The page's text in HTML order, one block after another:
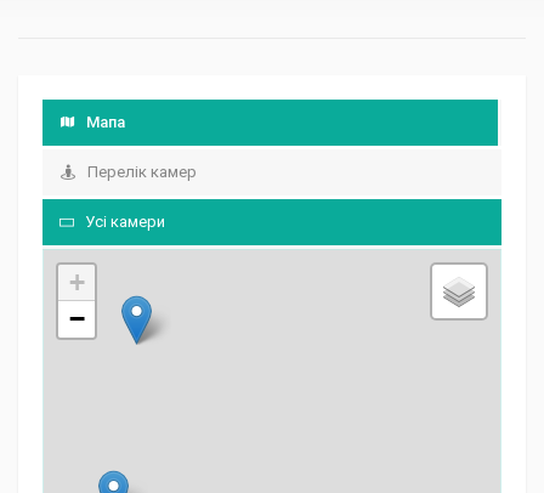
Мапа
Перелік камер
Усі камери
+
−